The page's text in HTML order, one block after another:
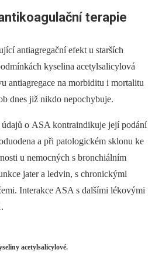
terapie
antiagregační efekt u starších
kyselina acetylsalicylová
antiagregace na morbiditu i mortalitu
dnes již nikdo nepochybuje.
o ASA kontraindikuje její podání
a při patologickém sklonu ke
u nemocných s bronchiálním
jater a ledvin, s chronickými
Interakce ASA s dalšími lékovými
acetylsalicylové.